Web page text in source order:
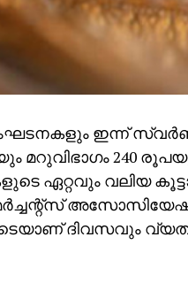
ഇന്ന്
മറുവിഭാഗം 240
ഏറ്റവും വലിയ
അസോസിയേഷൻ
ദിവസവും